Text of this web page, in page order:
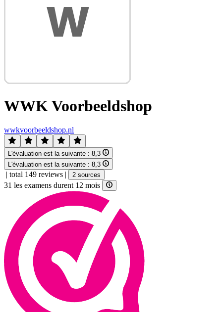
WWK Voorbeeldshop
wwkvoorbeeldshop.nl
L'évaluation est la suivante : 8,3
L'évaluation est la suivante : 8,3
| total 149 reviews | 2 sources
31 les examens durent 12 mois